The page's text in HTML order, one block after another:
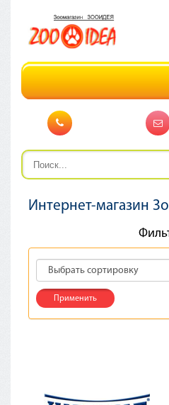
Интернет-магазин
Применить